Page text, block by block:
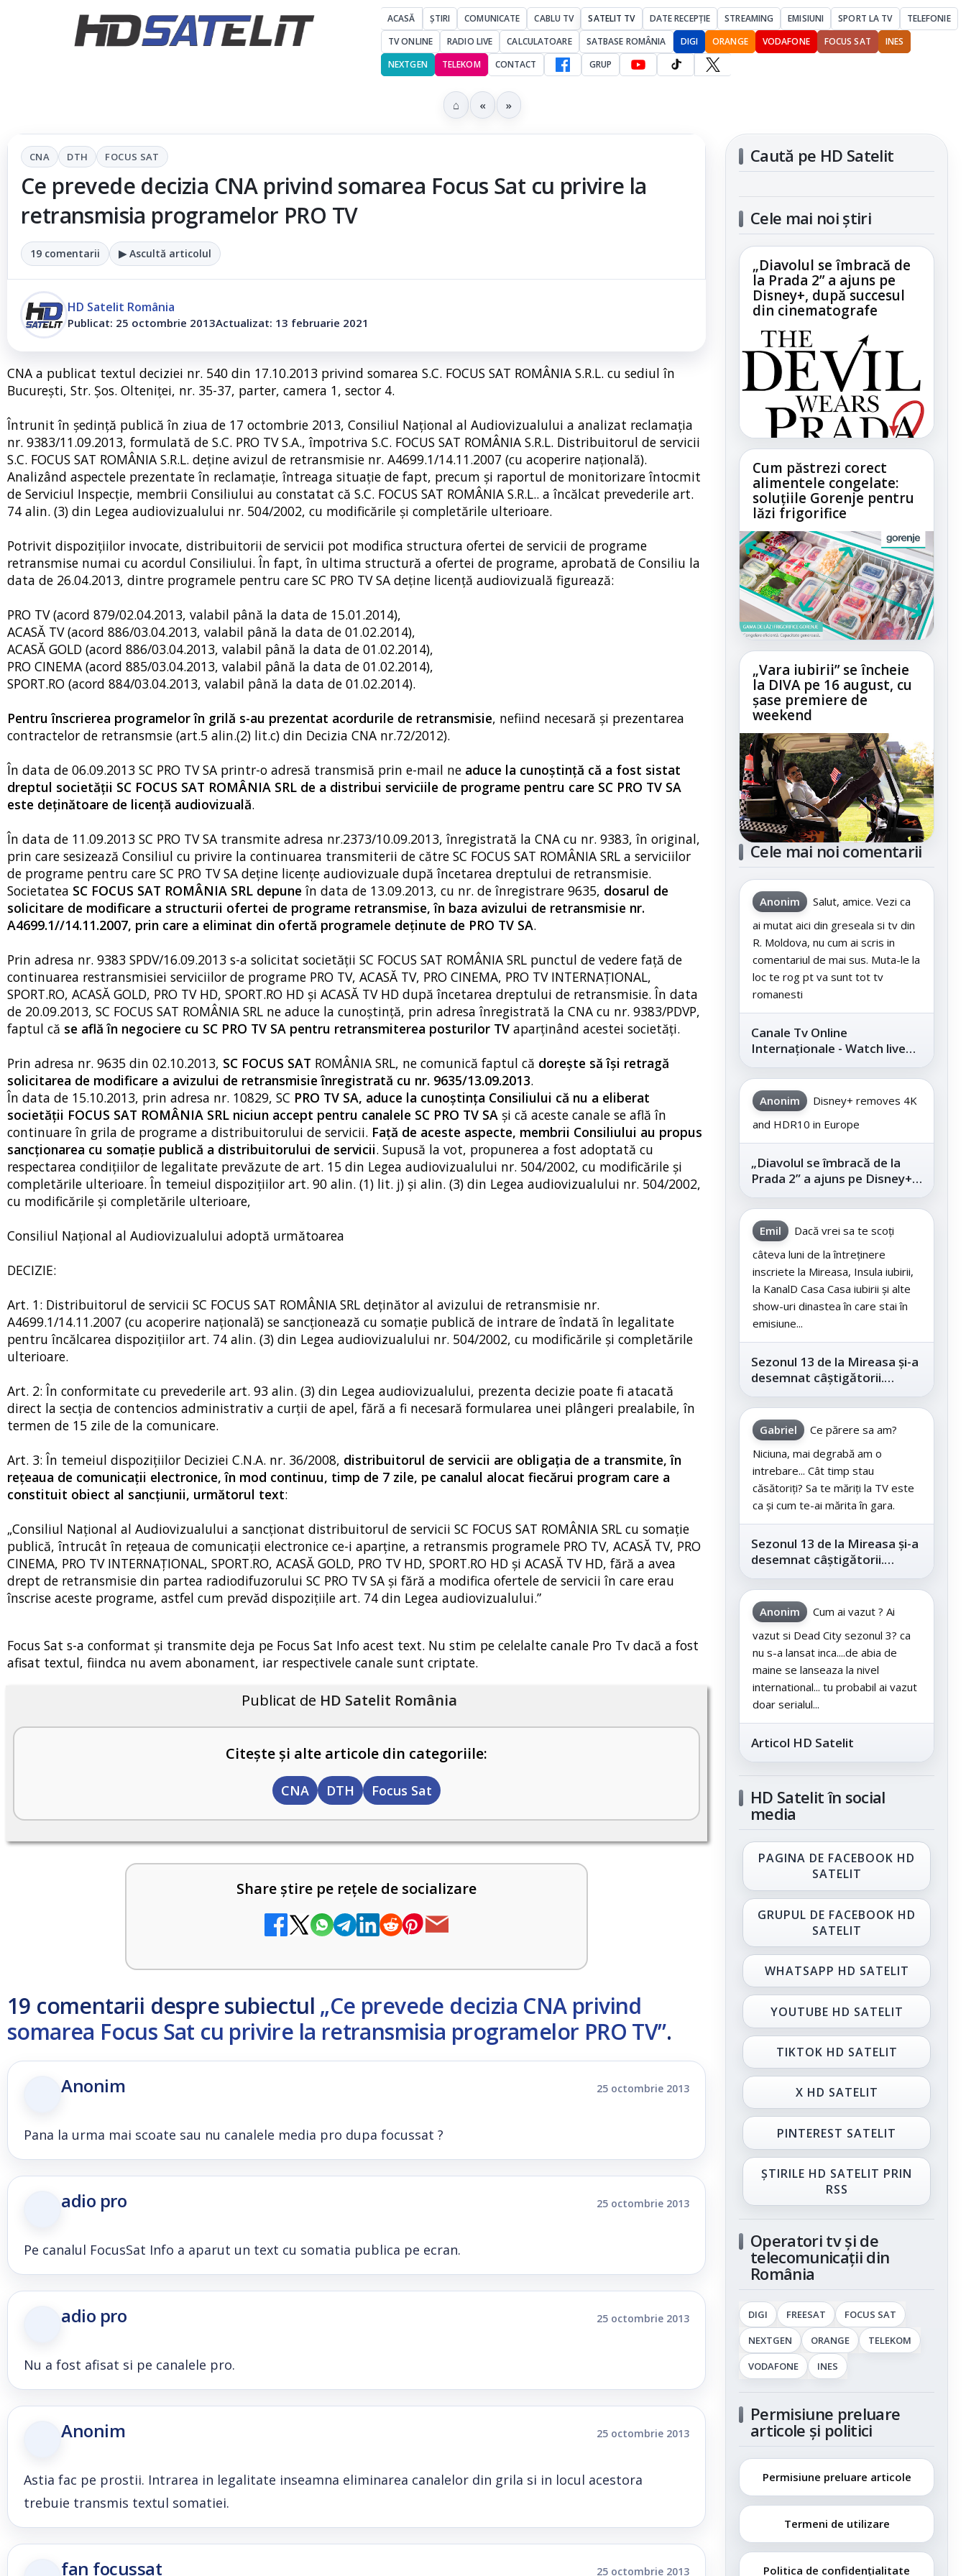
ACASĂ ȘTIRI COMUNICATE CABLU TV SATELIT TV DATE RECEPȚIE STREAMING EMISIUNI SPORT LA TV
TELEFONIE
TV ONLINE
RADIO LIVE CALCULATOARE SATBASE ROMÂNIA DIGI ORANGE VODAFONE FOCUS SAT
INES
NEXTGEN
TELEKOM CONTACT GRUP
⌂ « »
CNA DTH FOCUS SAT
Ce prevede decizia CNA privind somarea Focus Sat cu privire la
retransmisia programelor PRO TV
19 comentarii ▶ Ascultă articolul
HD Satelit România
Publicat: 25 octombrie 2013Actualizat: 13 februarie 2021
CNA a publicat textul deciziei nr. 540 din 17.10.2013 privind somarea S.C. FOCUS SAT ROMÂNIA S.R.L. cu sediul în
București, Str. Șos. Olteniței, nr. 35-37, parter, camera 1, sector 4.
Întrunit în şedinţă publică în ziua de 17 octombrie 2013, Consiliul Naţional al Audiovizualului a analizat reclamația
nr. 9383/11.09.2013, formulată de S.C. PRO TV S.A., împotriva S.C. FOCUS SAT ROMÂNIA S.R.L. Distribuitorul de servicii
S.C. FOCUS SAT ROMÂNIA S.R.L. deţine avizul de retransmisie nr. A4699.1/14.11.2007 (cu acoperire națională).
Analizând aspectele prezentate în reclamație, întreaga situație de fapt, precum și raportul de monitorizare întocmit
de Serviciul Inspecție, membrii Consiliului au constatat că S.C. FOCUS SAT ROMÂNIA S.R.L.. a încălcat prevederile art.
74 alin. (3) din Legea audiovizualului nr. 504/2002, cu modificările şi completările ulterioare.
Potrivit dispoziţiilor invocate, distribuitorii de servicii pot modifica structura ofertei de servicii de programe
retransmise numai cu acordul Consiliului. În fapt, în ultima structură a ofertei de programe, aprobată de Consiliu la
data de 26.04.2013, dintre programele pentru care SC PRO TV SA deţine licenţă audiovizuală figurează:
PRO TV (acord 879/02.04.2013, valabil până la data de 15.01.2014),
ACASĂ TV (acord 886/03.04.2013, valabil până la data de 01.02.2014),
ACASĂ GOLD (acord 886/03.04.2013, valabil până la data de 01.02.2014),
PRO CINEMA (acord 885/03.04.2013, valabil până la data de 01.02.2014),
SPORT.RO (acord 884/03.04.2013, valabil până la data de 01.02.2014).
Pentru înscrierea programelor în grilă s-au prezentat acordurile de retransmisie, nefiind necesară şi prezentarea
contractelor de retransmsie (art.5 alin.(2) lit.c) din Decizia CNA nr.72/2012).
În data de 06.09.2013 SC PRO TV SA printr-o adresă transmisă prin e-mail ne aduce la cunoştinţă că a fost sistat
dreptul societăţii SC FOCUS SAT ROMÂNIA SRL de a distribui serviciile de programe pentru care SC PRO TV SA
este deţinătoare de licenţă audiovizuală.
În data de 11.09.2013 SC PRO TV SA transmite adresa nr.2373/10.09.2013, înregistrată la CNA cu nr. 9383, în original,
prin care sesizează Consiliul cu privire la continuarea transmiterii de către SC FOCUS SAT ROMÂNIA SRL a serviciilor
de programe pentru care SC PRO TV SA deţine licenţe audiovizuale după încetarea dreptului de retransmisie.
Societatea SC FOCUS SAT ROMÂNIA SRL depune în data de 13.09.2013, cu nr. de înregistrare 9635, dosarul de
solicitare de modificare a structurii ofertei de programe retransmise, în baza avizului de retransmisie nr.
A4699.1//14.11.2007, prin care a eliminat din ofertă programele deţinute de PRO TV SA.
Prin adresa nr. 9383 SPDV/16.09.2013 s-a solicitat societăţii SC FOCUS SAT ROMÂNIA SRL punctul de vedere faţă de
continuarea restransmisiei serviciilor de programe PRO TV, ACASĂ TV, PRO CINEMA, PRO TV INTERNAŢIONAL,
SPORT.RO, ACASĂ GOLD, PRO TV HD, SPORT.RO HD şi ACASĂ TV HD după încetarea dreptului de retransmisie. În data
de 20.09.2013, SC FOCUS SAT ROMÂNIA SRL ne aduce la cunoștință, prin adresa înregistrată la CNA cu nr. 9383/PDVP,
faptul că se află în negociere cu SC PRO TV SA pentru retransmiterea posturilor TV aparținând acestei societăți.
Prin adresa nr. 9635 din 02.10.2013, SC FOCUS SAT ROMÂNIA SRL, ne comunică faptul că dorește să își retragă
solicitarea de modificare a avizului de retransmisie înregistrată cu nr. 9635/13.09.2013.
În data de 15.10.2013, prin adresa nr. 10829, SC PRO TV SA, aduce la cunoștința Consiliului că nu a eliberat
societății FOCUS SAT ROMÂNIA SRL niciun accept pentru canalele SC PRO TV SA și că aceste canale se află în
continuare în grila de programe a distribuitorului de servicii. Faţă de aceste aspecte, membrii Consiliului au propus
sancţionarea cu somaţie publică a distribuitorului de servicii. Supusă la vot, propunerea a fost adoptată cu
respectarea condiţiilor de legalitate prevăzute de art. 15 din Legea audiovizualului nr. 504/2002, cu modificările şi
completările ulterioare. În temeiul dispoziţiilor art. 90 alin. (1) lit. j) şi alin. (3) din Legea audiovizualului nr. 504/2002,
cu modificările şi completările ulterioare,
Consiliul Naţional al Audiovizualului adoptă următoarea
DECIZIE:
Art. 1: Distribuitorul de servicii SC FOCUS SAT ROMÂNIA SRL deţinător al avizului de retransmisie nr.
A4699.1/14.11.2007 (cu acoperire națională) se sancţionează cu somaţie publică de intrare de îndată în legalitate
pentru încălcarea dispoziţiilor art. 74 alin. (3) din Legea audiovizualului nr. 504/2002, cu modificările şi completările
ulterioare.
Art. 2: În conformitate cu prevederile art. 93 alin. (3) din Legea audiovizualului, prezenta decizie poate fi atacată
direct la secţia de contencios administrativ a curţii de apel, fără a fi necesară formularea unei plângeri prealabile, în
termen de 15 zile de la comunicare.
Art. 3: În temeiul dispoziţiilor Deciziei C.N.A. nr. 36/2008, distribuitorul de servicii are obligaţia de a transmite, în
reţeaua de comunicaţii electronice, în mod continuu, timp de 7 zile, pe canalul alocat fiecărui program care a
constituit obiect al sancţiunii, următorul text:
„Consiliul Naţional al Audiovizualului a sancţionat distribuitorul de servicii SC FOCUS SAT ROMÂNIA SRL cu somație
publică, întrucât în reţeaua de comunicaţii electronice ce-i aparţine, a retransmis programele PRO TV, ACASĂ TV, PRO
CINEMA, PRO TV INTERNAŢIONAL, SPORT.RO, ACASĂ GOLD, PRO TV HD, SPORT.RO HD şi ACASĂ TV HD, fără a avea
drept de retransmisie din partea radiodifuzorului SC PRO TV SA şi fără a modifica ofertele de servicii în care erau
înscrise aceste programe, astfel cum prevăd dispoziţiile art. 74 din Legea audiovizualului.”
Focus Sat s-a conformat și transmite deja pe Focus Sat Info acest text. Nu stim pe celelalte canale Pro Tv dacă a fost
afisat textul, fiindca nu avem abonament, iar respectivele canale sunt criptate.
Publicat de HD Satelit România
Citește și alte articole din categoriile:
CNA DTH Focus Sat
Share știre pe rețele de socializare
19 comentarii despre subiectul „Ce prevede decizia CNA privind
somarea Focus Sat cu privire la retransmisia programelor PRO TV”.
Anonim 25 octombrie 2013
Pana la urma mai scoate sau nu canalele media pro dupa focussat ?
adio pro 25 octombrie 2013
Pe canalul FocusSat Info a aparut un text cu somatia publica pe ecran.
adio pro 25 octombrie 2013
Nu a fost afisat si pe canalele pro.
Anonim 25 octombrie 2013
Astia fac pe prostii. Intrarea in legalitate inseamna eliminarea canalelor din grila si in locul acestora
trebuie transmis textul somatiei.
fan focussat 25 octombrie 2013
Caută pe HD Satelit
Cele mai noi știri
„Diavolul se îmbracă de
la Prada 2” a ajuns pe
Disney+, după succesul
din cinematografe
Cum păstrezi corect
alimentele congelate:
soluțiile Gorenje pentru
lăzi frigorifice
„Vara iubirii” se încheie
la DIVA pe 16 august, cu
șase premiere de
weekend
Cele mai noi comentarii
Anonim
Salut, amice. Vezi ca
ai mutat aici din greseala si tv din
R. Moldova, nu cum ai scris in
comentariul de mai sus. Muta-le la
loc te rog pt va sunt tot tv
romanesti
Canale Tv Online
Internaționale - Watch live
channels legally
Anonim
Disney+ removes 4K
and HDR10 in Europe
„Diavolul se îmbracă de la
Prada 2” a ajuns pe Disney+,
după succesul din
cinematografe
Emil
Dacă vrei sa te scoți
câteva luni de la întreținere
inscriete la Mireasa, Insula iubirii,
la KanalD Casa Casa iubirii și alte
show-uri dinastea în care stai în
emisiune...
Sezonul 13 de la Mireasa și-a
desemnat câștigătorii.
Telespectatorii au decis care
este...
Gabriel
Ce părere sa am?
Niciuna, mai degrabă am o
intrebare... Cât timp stau
căsătoriți? Sa te măriți la TV este
ca și cum te-ai mărita în gara.
Sezonul 13 de la Mireasa și-a
desemnat câștigătorii.
Telespectatorii au decis care
este...
Anonim
Cum ai vazut ? Ai
vazut si Dead City sezonul 3? ca
nu s-a lansat inca....de abia de
maine se lanseaza la nivel
international... tu probabil ai vazut
doar serialul...
Articol HD Satelit
HD Satelit în social
media
PAGINA DE FACEBOOK HD
SATELIT
GRUPUL DE FACEBOOK HD
SATELIT
WHATSAPP HD SATELIT
YOUTUBE HD SATELIT
TIKTOK HD SATELIT
X HD SATELIT
PINTEREST SATELIT
ȘTIRILE HD SATELIT PRIN
RSS
Operatori tv și de
telecomunicații din
România
DIGI FREESAT
FOCUS SAT
NEXTGEN
ORANGE
TELEKOM
VODAFONE
INES
Permisiune preluare
articole și politici
Permisiune preluare articole
Termeni de utilizare
Politica de confidențialitate